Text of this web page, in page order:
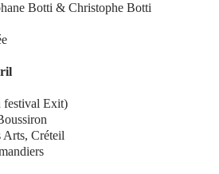
Botti & Christophe Botti
festival Exit)
Arts, Créteil